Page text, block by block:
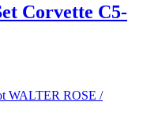
Corvette C5-